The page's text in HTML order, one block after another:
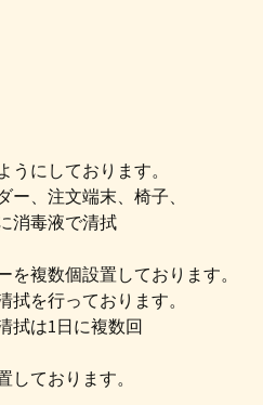
にしております。
、注文端末、椅子、
消毒液で清拭
複数個設置しております。
を行っております。
拭は1日に複数回
ております。